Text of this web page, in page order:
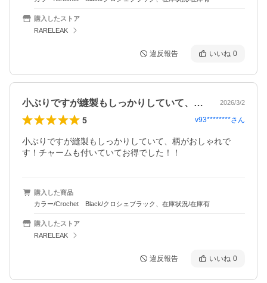
購入したストア
RARELEAK
違反報告 いいね 0
小ぶりですが縫製もしっかりしていて、柄… 2026/3/2
5 v93********さん
小ぶりですが縫製もしっかりしていて、柄がおしゃれで
す！チャームも付いていてお得でした！！
購入した商品
カラー/Crochet Black/クロシェブラック、在庫状況/在庫有
購入したストア
RARELEAK
違反報告 いいね 0